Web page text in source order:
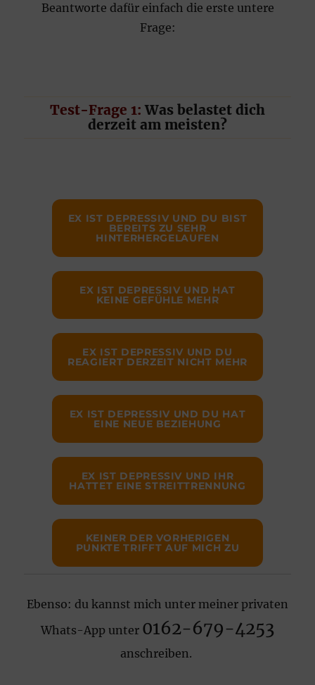
Beantworte dafür einfach die erste untere
Frage:
Test-Frage 1: Was belastet dich
derzeit am meisten?
EX IST DEPRESSIV UND DU BIST
BEREITS ZU SEHR
HINTERHERGELAUFEN
EX IST DEPRESSIV UND HAT
KEINE GEFÜHLE MEHR
EX IST DEPRESSIV UND DU
REAGIERT DERZEIT NICHT MEHR
EX IST DEPRESSIV UND DU HAT
EINE NEUE BEZIEHUNG
EX IST DEPRESSIV UND IHR
HATTET EINE STREITTRENNUNG
KEINER DER VORHERIGEN
PUNKTE TRIFFT AUF MICH ZU
Ebenso: du kannst mich unter meiner privaten
Whats-App unter 0162-679-4253
anschreiben.